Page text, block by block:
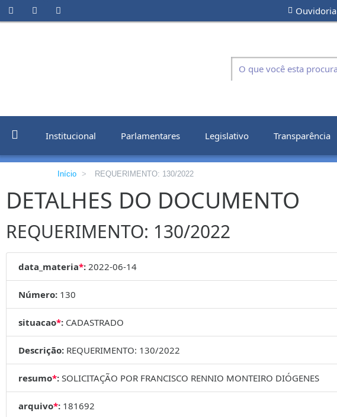
Ouvidoria
Institucional Parlamentares Legislativo Transparência
Início > REQUERIMENTO: 130/2022
DETALHES DO DOCUMENTO
REQUERIMENTO: 130/2022
data_materia*: 2022-06-14
Número: 130
situacao*: CADASTRADO
Descrição: REQUERIMENTO: 130/2022
resumo*: SOLICITAÇÃO POR FRANCISCO RENNIO MONTEIRO DIÓGENES
arquivo*: 181692